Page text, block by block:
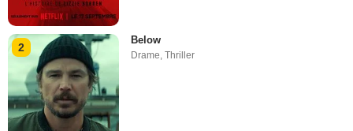
2
Below
Drame,Thriller